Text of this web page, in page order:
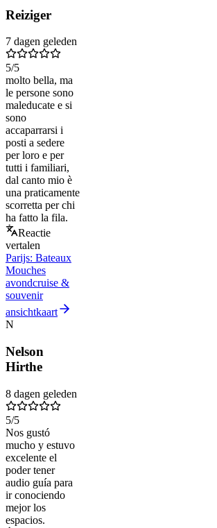
Reiziger
7 dagen geleden
5/5
molto bella, ma
le persone sono
maleducate e si
sono
accaparrarsi i
posti a sedere
per loro e per
tutti i familiari,
dal canto mio è
una praticamente
scorretta per chi
ha fatto la fila.
Reactie
vertalen
Parijs: Bateaux
Mouches
avondcruise &
souvenir
ansichtkaart
N
Nelson
Hirthe
8 dagen geleden
5/5
Nos gustó
mucho y estuvo
excelente el
poder tener
audio guía para
ir conociendo
mejor los
espacios.